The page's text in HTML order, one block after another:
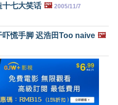
十七大笑话 🖼️ 2005/11/7
慌手脚 迟浩田Too naive 🖼️